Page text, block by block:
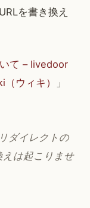
を書き換え
て – livedoor
ウィキ）
」
ダイレクトの
は起こりませ